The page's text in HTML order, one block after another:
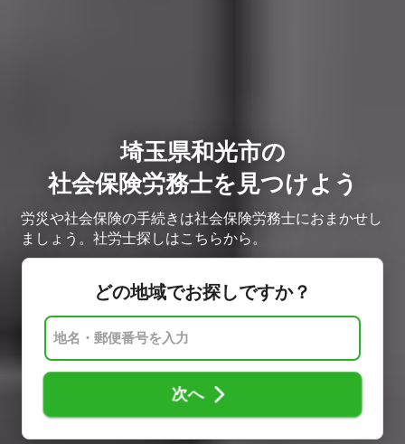
埼玉県和光市の
社会保険労務士を見つけよう
労災や社会保険の手続きは社会保険労務士におまかせし
ましょう。社労士探しはこちらから。
どの地域でお探しですか？
次へ